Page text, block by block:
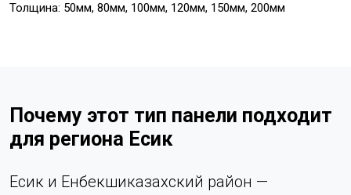
Толщина: 50мм, 80мм, 100мм, 120мм, 150мм, 200мм
Почему этот тип панели подходит
для региона Есик
Есик и Енбекшиказахский район —